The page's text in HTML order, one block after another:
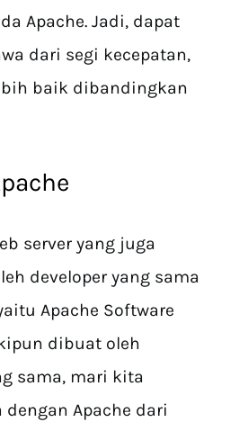
Apache. Jadi, dapat
dari segi kecepatan,
baik dibandingkan
server yang juga
developer yang sama
Apache Software
dibuat oleh
sama, mari kita
Apache dari